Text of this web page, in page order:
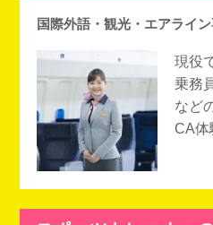
国際外語・観光・エアライ
現役
乗務
など
CA体